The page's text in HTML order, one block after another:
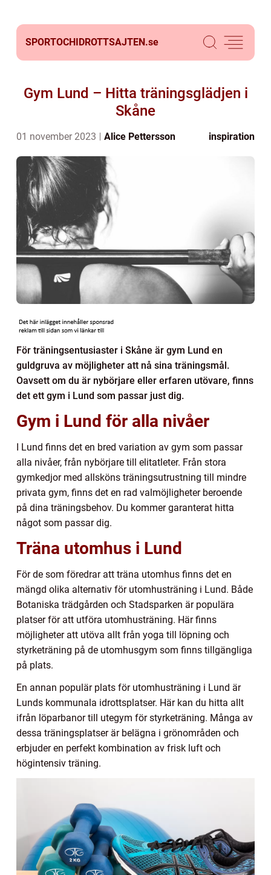
SPORTOCHIDROTTSAJTEN.se
Gym Lund – Hitta träningsglädjen i
Skåne
01 november 2023 Alice Pettersson inspiration
För träningsentusiaster i Skåne är gym Lund en
guldgruva av möjligheter att nå sina träningsmål.
Oavsett om du är nybörjare eller erfaren utövare, finns
det ett gym i Lund som passar just dig.
Gym i Lund för alla nivåer
I Lund finns det en bred variation av gym som passar
alla nivåer, från nybörjare till elitatleter. Från stora
gymkedjor med allsköns träningsutrustning till mindre
privata gym, finns det en rad valmöjligheter beroende
på dina träningsbehov. Du kommer garanterat hitta
något som passar dig.
Träna utomhus i Lund
För de som föredrar att träna utomhus finns det en
mängd olika alternativ för utomhusträning i Lund. Både
Botaniska trädgården och Stadsparken är populära
platser för att utföra utomhusträning. Här finns
möjligheter att utöva allt från yoga till löpning och
styrketräning på de utomhusgym som finns tillgängliga
på plats.
En annan populär plats för utomhusträning i Lund är
Lunds kommunala idrottsplatser. Här kan du hitta allt
ifrån löparbanor till utegym för styrketräning. Många av
dessa träningsplatser är belägna i grönområden och
erbjuder en perfekt kombination av frisk luft och
högintensiv träning.